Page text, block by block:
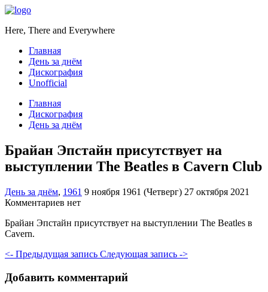
Here, There and Everywhere
Главная
День за днём
Дискография
Unofficial
Главная
Дискография
День за днём
Брайан Эпстайн присутствует на
выступлении The Beatles в Cavern Club
День за днём, 1961 9 ноября 1961 (Четверг) 27 октября 2021
Комментариев нет
Брайан Эпстайн присутствует на выступлении The Beatles в
Cavern.
<- Предыдущая запись Следующая запись ->
Добавить комментарий